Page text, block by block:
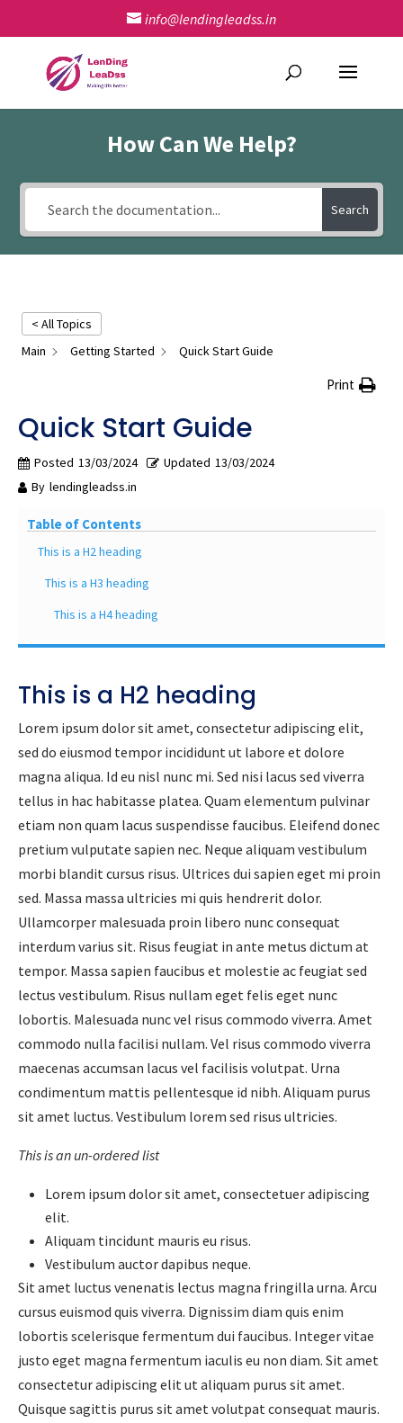
info@lendingleadss.in
How Can We Help?
Search
< All Topics
Main
Getting Started Quick Start Guide
Print
Quick Start Guide
Posted 13/03/2024 Updated 13/03/2024
By lendingleadss.in
Table of Contents
This is a H2 heading
This is a H3 heading
This is a H4 heading
This is a H2 heading
Lorem ipsum dolor sit amet, consectetur adipiscing elit,
sed do eiusmod tempor incididunt ut labore et dolore
magna aliqua. Id eu nisl nunc mi. Sed nisi lacus sed viverra
tellus in hac habitasse platea. Quam elementum pulvinar
etiam non quam lacus suspendisse faucibus. Eleifend donec
pretium vulputate sapien nec. Neque aliquam vestibulum
morbi blandit cursus risus. Ultrices dui sapien eget mi proin
sed. Massa massa ultricies mi quis hendrerit dolor.
Ullamcorper malesuada proin libero nunc consequat
interdum varius sit. Risus feugiat in ante metus dictum at
tempor. Massa sapien faucibus et molestie ac feugiat sed
lectus vestibulum. Risus nullam eget felis eget nunc
lobortis. Malesuada nunc vel risus commodo viverra. Amet
commodo nulla facilisi nullam. Vel risus commodo viverra
maecenas accumsan lacus vel facilisis volutpat. Urna
condimentum mattis pellentesque id nibh. Aliquam purus
sit amet luctus. Vestibulum lorem sed risus ultricies.
This is an un-ordered list
Lorem ipsum dolor sit amet, consectetuer adipiscing
elit.
Aliquam tincidunt mauris eu risus.
Vestibulum auctor dapibus neque.
Sit amet luctus venenatis lectus magna fringilla urna. Arcu
cursus euismod quis viverra. Dignissim diam quis enim
lobortis scelerisque fermentum dui faucibus. Integer vitae
justo eget magna fermentum iaculis eu non diam. Sit amet
consectetur adipiscing elit ut aliquam purus sit amet.
Quisque sagittis purus sit amet volutpat consequat mauris.